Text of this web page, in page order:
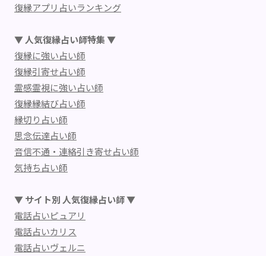
復縁アプリ占いランキング
▼ 人気復縁占い師特集 ▼
復縁に強い占い師
復縁引寄せ占い師
霊感霊視に強い占い師
復縁縁結び占い師
縁切り占い師
思念伝達占い師
音信不通・連絡引き寄せ占い師
気持ち占い師
▼ サイト別 人気復縁占い師 ▼
電話占いピュアリ
電話占いカリス
電話占いヴェルニ